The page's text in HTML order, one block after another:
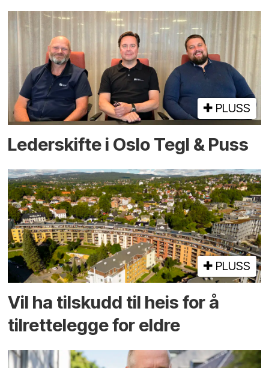
PLUSS
Lederskifte i Oslo Tegl & Puss
PLUSS
Vil ha tilskudd til heis for å
tilrettelegge for eldre